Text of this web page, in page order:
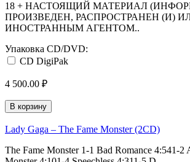
18 + НАСТОЯЩИЙ МАТЕРИАЛ
ПРОИЗВЕДЕН, РАСПРОСТРАНЕН (И)
ИНОСТРАННЫМ АГЕНТОМ..
Упаковка CD/DVD:
CD DigiPak
4 500.00 ₽
В корзину
Lady Gaga – The Fame Monster (2CD)
The Fame Monster 1-1 Bad Romance 4:541-2